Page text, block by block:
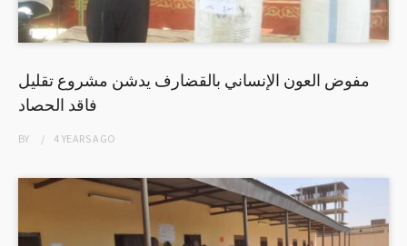
مفوض العون الإنساني بالقضارف يدشن مشروع تقليل
فاقد الحصاد
BY 4 YEARSAGO